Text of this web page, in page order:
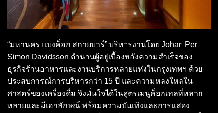
“มหานคร แบงค็อก สกายบาร์” บริหารงานโดย Johan Per
Simon Davidsson ตำนานผู้อยู่เบื้องหลังความสำเร็จของ
ธุรกิจร้านอาหารและงานบริการหลายแห่งในกรุงเทพฯ ด้วย
ประสบการณ์การบริหารกว่า 15 ปี และความหลงใหลใน
ศาสตร์ของเครื่องดื่ม จึงมั่นใจได้ในสูตรเมนูค็อกเทลที่หลาก
หลายและมีเอกลักษณ์ พร้อมความบันเทิงและการแสดง